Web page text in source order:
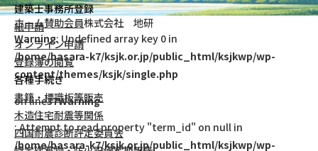
建築士事務所登録
紙申請
オンライン申請
登録簿の閲覧
各種手続き
書籍・標識板等販売
木造住宅耐震等関係
四国耐震診断評定委員会
ホーム賛助会員株式会社 地研
Warning: Undefined array key 0 in
/home/basara-k7/ksjk.or.jp/public_html/ksjkwp/wp-
content/themes/ksjk/single.php
on line37Warning
: Attempt to read property "term_id" on null in
/home/basara-k7/ksjk.or.jp/public_html/ksjkwp/wp-